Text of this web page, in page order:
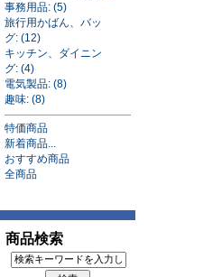
事務用品: (5)
旅行用かばん、バッ
グ: (12)
キッチン、ダイニン
グ: (4)
電気製品: (8)
趣味: (8)
特価商品
新着商品...
おすすめ商品
全商品
商品検索